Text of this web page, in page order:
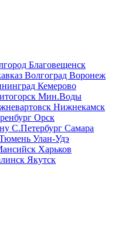
Благовещенск
Волгоград Воронеж
Кемерово
Мин.Воды
Нижнекамск
Орск
С.Петербург Самара
Улан-Удэ
Харьков
Якутск